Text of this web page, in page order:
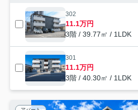
302
11.1万円
3階 / 39.77㎡ / 1LDK
301
11.1万円
3階 / 40.30㎡ / 1LDK